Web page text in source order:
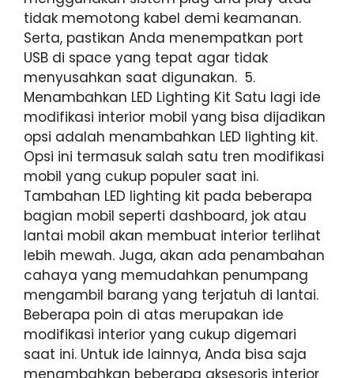
tidak memotong kabel demi keamanan.
Serta, pastikan Anda menempatkan port
USB di space yang tepat agar tidak
menyusahkan saat digunakan. 5.
Menambahkan LED Lighting Kit Satu lagi ide
modifikasi interior mobil yang bisa dijadikan
opsi adalah menambahkan LED lighting kit.
Opsi ini termasuk salah satu tren modifikasi
mobil yang cukup populer saat ini.
Tambahan LED lighting kit pada beberapa
bagian mobil seperti dashboard, jok atau
lantai mobil akan membuat interior terlihat
lebih mewah. Juga, akan ada penambahan
cahaya yang memudahkan penumpang
mengambil barang yang terjatuh di lantai.
Beberapa poin di atas merupakan ide
modifikasi interior yang cukup digemari
saat ini. Untuk ide lainnya, Anda bisa saja
menambahkan beberapa aksesoris interior